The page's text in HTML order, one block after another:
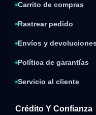
Carrito de compras
Rastrear pedido
Envíos y devoluciones
Política de garantías
Servicio al cliente
Crédito Y Confianza